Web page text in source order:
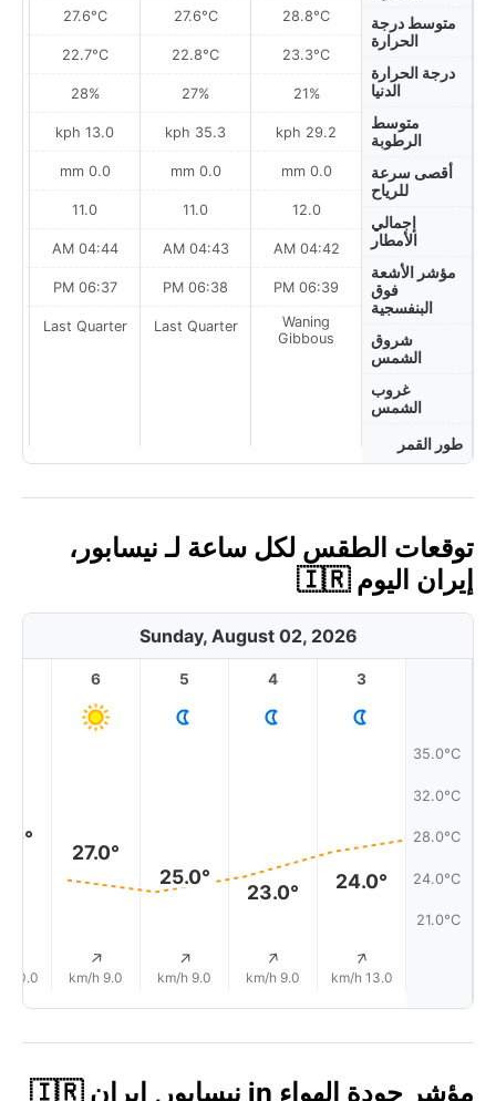
متوسط درجة
الحرارة
درجة الحرارة
الدنيا
متوسط
الرطوبة
أقصى سرعة
للرياح
إجمالي
الأمطار
مؤشر الأشعة
فوق
البنفسجية
شروق
الشمس
غروب
الشمس
طور القمر
28.8°C
23.3°C
21%
29.2 kph
0.0 mm
12.0
04:42 AM
06:39 PM
Waning
Gibbous
27.6°C
22.8°C
27%
35.3 kph
0.0 mm
11.0
04:43 AM
06:38 PM
Last Quarter
27.6°C
22.7°C
28%
13.0 kph
0.0 mm
11.0
04:44 AM
06:37 PM
Last Quarter
توقعات الطقس لكل ساعة لـ نيسابور،
إيران اليوم 🇮🇷
Sunday, August 02, 2026
35.0°C
32.0°C
28.0°C
24.0°C
21.0°C
3
24.0°
↑
13.0 km/h
4
23.0°
↑
9.0 km/h
5
25.0°
↑
9.0 km/h
6
27.0°
↑
9.0 km/h
10.0 km/h
مؤشر جودة الهواء in نيسابور, إيران 🇮🇷